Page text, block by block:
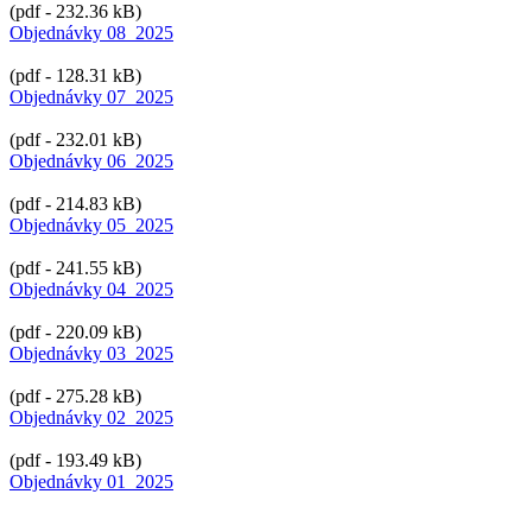
(pdf - 232.36 kB)
Objednávky 08_2025
(pdf - 128.31 kB)
Objednávky 07_2025
(pdf - 232.01 kB)
Objednávky 06_2025
(pdf - 214.83 kB)
Objednávky 05_2025
(pdf - 241.55 kB)
Objednávky 04_2025
(pdf - 220.09 kB)
Objednávky 03_2025
(pdf - 275.28 kB)
Objednávky 02_2025
(pdf - 193.49 kB)
Objednávky 01_2025